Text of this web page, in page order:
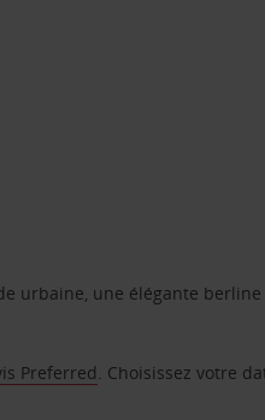
urbaine, une élégante
Preferred. Choisissez votre